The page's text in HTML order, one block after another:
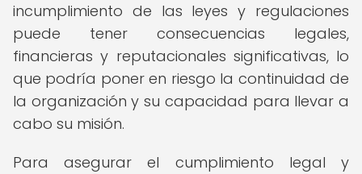
incumplimiento de las leyes y regulaciones
puede tener consecuencias legales,
financieras y reputacionales significativas, lo
que podría poner en riesgo la continuidad de
la organización y su capacidad para llevar a
cabo su misión.
Para asegurar el cumplimiento legal y